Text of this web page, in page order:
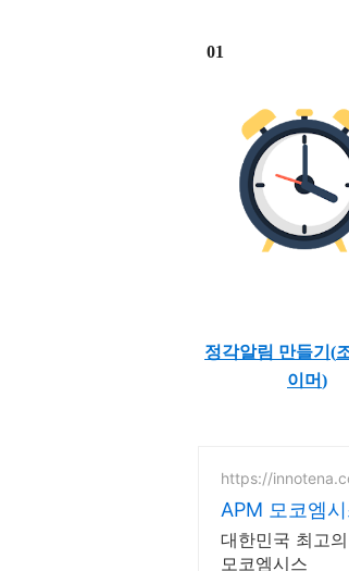
01
정각알림 만들기(
이머)
https://
APM 모코엠
대한민국 최고
모코엠시스